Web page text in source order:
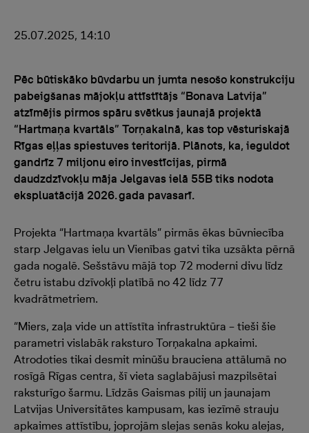
25.07.2025, 14:10
Pēc būtiskāko būvdarbu un jumta nesošo konstrukciju
pabeigšanas mājokļu attīstītājs “Bonava Latvija”
atzīmējis pirmos spāru svētkus jaunajā projektā
“Hartmaņa kvartāls” Torņakalnā, kas top vēsturiskajā
Rīgas eļļas spiestuves teritorijā. Plānots, ka, ieguldot
gandrīz 7 miljonu eiro investīcijas, pirmā
daudzdzīvokļu māja Jelgavas ielā 55B tiks nodota
ekspluatācijā 2026. gada pavasarī.
Projekta “Hartmaņa kvartāls” pirmās ēkas būvniecība
starp Jelgavas ielu un Vienības gatvi tika uzsākta pērnā
gada nogalē. Sešstāvu mājā top 72 moderni divu līdz
četru istabu dzīvokļi platībā no 42 līdz 77
kvadrātmetriem.
“Miers, zaļa vide un attīstīta infrastruktūra – tieši šie
parametri vislabāk raksturo Torņakalna apkaimi.
Atrodoties tikai desmit minūšu brauciena attālumā no
rosīgā Rīgas centra, šī vieta saglabājusi mazpilsētai
raksturīgo šarmu. Līdzās Gaismas pilij un jaunajam
Latvijas Universitātes kampusam, kas iezīmē strauju
apkaimes attīstību, joprojām slejas senās koku alejas,